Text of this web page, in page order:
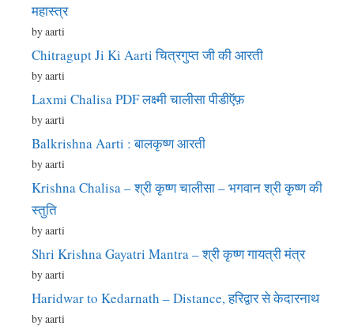
महास्त्र
by aarti
Chitragupt Ji Ki Aarti चित्रगुप्त जी की आरती
by aarti
Laxmi Chalisa PDF लक्ष्मी चालीसा पीडीऍफ़
by aarti
Balkrishna Aarti : बालकृष्ण आरती
by aarti
Krishna Chalisa – श्री कृष्ण चालीसा – भगवान श्री कृष्ण की
स्तुति
by aarti
Shri Krishna Gayatri Mantra – श्री कृष्ण गायत्री मंत्र
by aarti
Haridwar to Kedarnath – Distance, हरिद्वार से केदारनाथ
by aarti